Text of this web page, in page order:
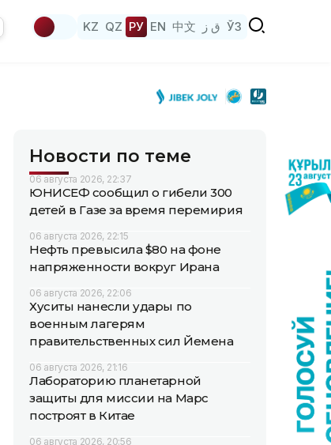
KZ QZ РУ EN 中文 ق ز ЎЗ
Новости по теме
06 августа 2026, 22:37
ЮНИСЕФ сообщил о гибели 300
детей в Газе за время перемирия
06 августа 2026, 22:15
Нефть превысила $80 на фоне
напряженности вокруг Ирана
06 августа 2026, 22:06
Хуситы нанесли удары по
военным лагерям
правительственных сил Йемена
06 августа 2026, 21:16
Лабораторию планетарной
защиты для миссии на Марс
построят в Китае
06 августа 2026, 20:56